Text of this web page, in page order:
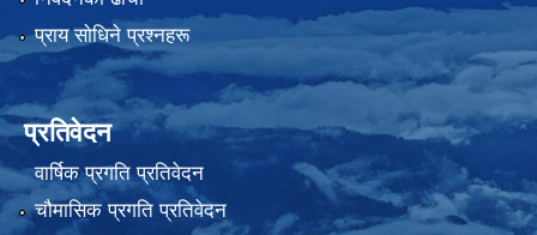
प्राय साेधिने प्रश्नहरू
प्रतिवेदन
वार्षिक प्रगति प्रतिवेदन
चौमासिक प्रगति प्रतिवेदन